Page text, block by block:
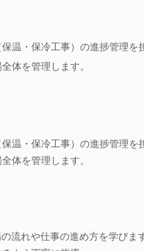
温・保冷工事）の進捗管理を
体を管理します。
温・保冷工事）の進捗管理を
体を管理します。
流れや仕事の進め方を学びます